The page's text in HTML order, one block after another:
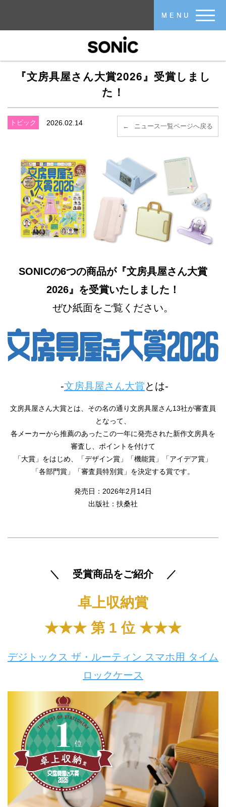
MENU
『文房具屋さん大賞2026』受賞しまし
た！
トピック 2026.02.14 ニュース一覧ページへ戻る
SONICの6つの商品が『文房具屋さん大賞
2026』を受賞いたしました！
ぜひ紙面をご覧ください。
‐文房具屋さん大賞とは‐
文房具屋さん大賞とは、その名の通り文房具屋さん13社が審査員
となって、
各メーカーから推薦のあったこの一年に発売された新作文房具を
審査し、ポイントを付けて
「大賞」をはじめ 、「デザイン賞」「機能賞」「アイデア賞」
「各部門賞」「審査員特別賞」を決定する賞です。
発売日：2026年2月14日
出版社：扶桑社
＼ 受賞商品をご紹介 ／
卓上収納賞
★★★ 第 1 位 ★★★
デジトックス ザ・ルーティン スマホ用 タイム
ロックケース